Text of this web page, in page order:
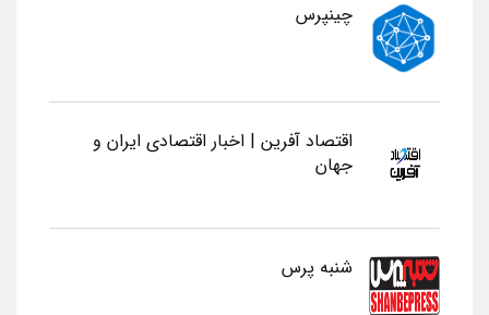
چینپرس
اقتصاد آفرین | اخبار اقتصادی ایران و
جهان
شنبه پرس